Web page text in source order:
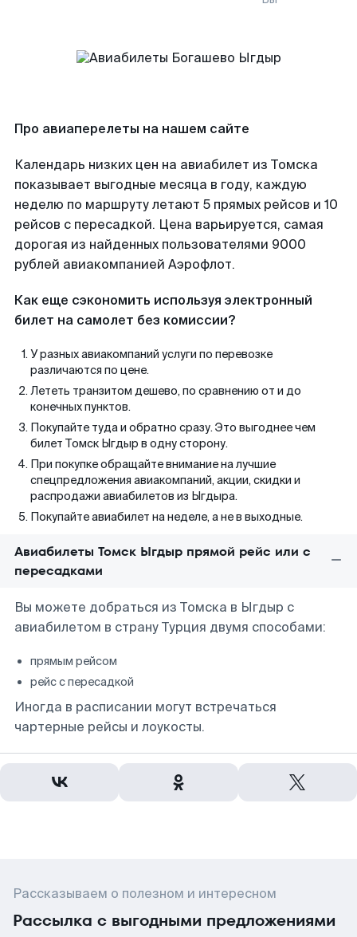
Про авиаперелеты на нашем сайте
Календарь низких цен на авиабилет из Томска
показывает выгодные месяца в году, каждую
неделю по маршруту летают 5 прямых рейсов и 10
рейсов с пересадкой. Цена варьируется, самая
дорогая из найденных пользователями 9000
рублей авиакомпанией Аэрофлот.
Как еще сэкономить используя электронный
билет на самолет без комиссии?
У разных авиакомпаний услуги по перевозке
различаются по цене.
Лететь транзитом дешево, по сравнению от и до
конечных пунктов.
Покупайте туда и обратно сразу. Это выгоднее чем
билет Томск Ыгдыр в одну сторону.
При покупке обращайте внимание на лучшие
спецпредложения авиакомпаний, акции, скидки и
распродажи авиабилетов из Ыгдыра.
Покупайте авиабилет на неделе, а не в выходные.
Авиабилеты Томск Ыгдыр прямой рейс или с
пересадками
Вы можете добраться из Томска в Ыгдыр с
авиабилетом в страну Турция двумя способами:
прямым рейсом
рейс с пересадкой
Иногда в расписании могут встречаться
чартерные рейсы и лоукосты.
Рассказываем о полезном и интересном
Рассылка с выгодными предложениями